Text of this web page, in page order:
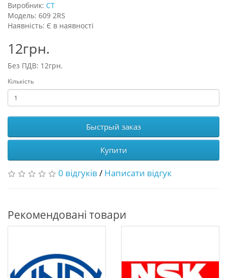
Виробник: CT
Модель: 609 2RS
Наявність: Є в наявності
12грн.
Без ПДВ: 12грн.
Кількість
Быстрый заказ
Купити
0 відгуків / Написати відгук
Рекомендовані товари